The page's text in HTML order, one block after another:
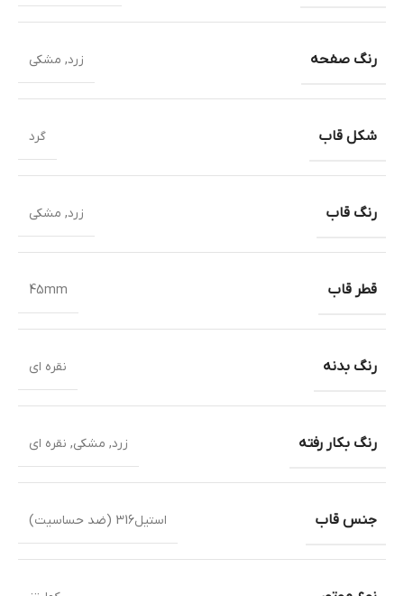
رنگ صفحه زرد, مشکی
شکل قاب گرد
رنگ قاب زرد, مشکی
قطر قاب 45mm
رنگ بدنه نقره ای
رنگ بکار رفته زرد, مشکی, نقره ای
جنس قاب استیل316 (ضد حساسیت)